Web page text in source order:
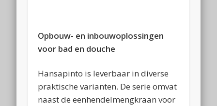
Opbouw- en inbouwoplossingen
voor bad en douche
Hansapinto is leverbaar in diverse
praktische varianten. De serie omvat
naast de eenhendelmengkraan voor